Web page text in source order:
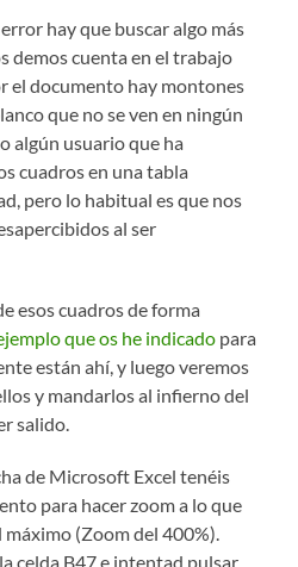
hay que buscar algo más
demos cuenta en el trabajo
el documento hay montones
que no se ven en ningún
algún usuario que ha
cuadros en una tabla
pero lo habitual es que nos
al ser
esos cuadros de forma
que os he indicado para
están ahí, y luego veremos
y mandarlos al infierno del
salido.
de Microsoft Excel tenéis
para hacer zoom a lo que
(Zoom del 400%).
celda B47 e intentad pulsar